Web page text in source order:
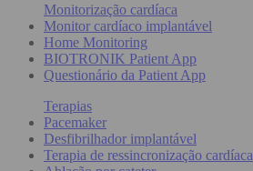
Monitorização cardíaca
Monitor cardíaco implantável
Home Monitoring
BIOTRONIK Patient App
Questionário da Patient App
Terapias
Pacemaker
Desfibrilhador implantável
Terapia de ressincronização cardíaca